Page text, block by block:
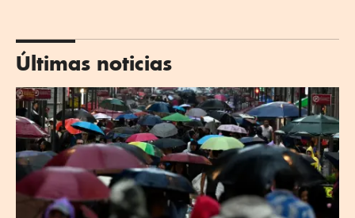
Últimas noticias